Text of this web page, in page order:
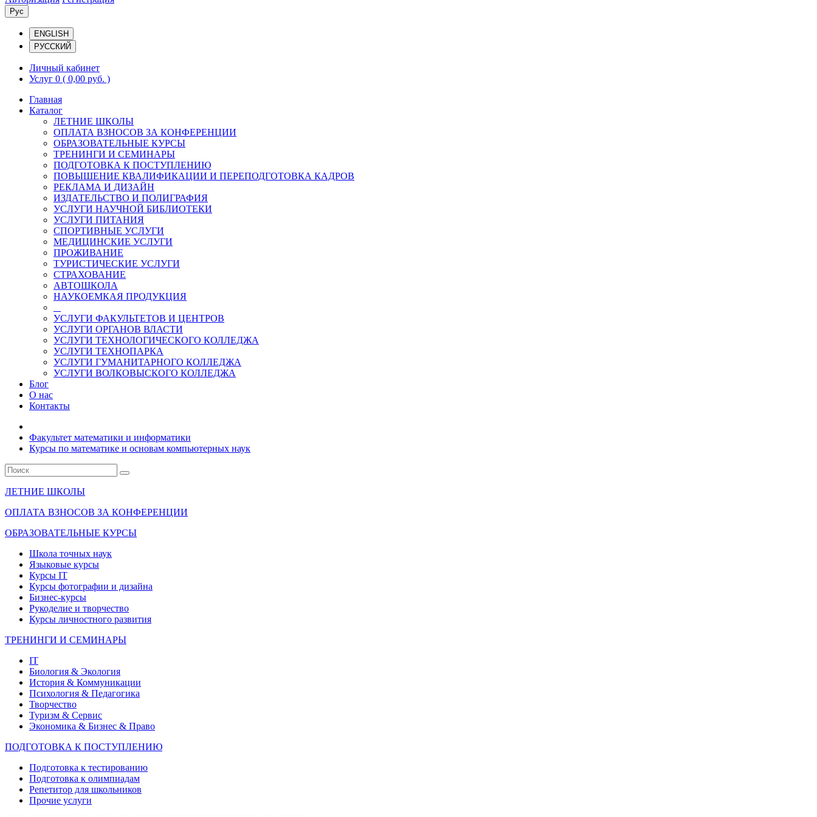
Рус
ENGLISH
РУССКИЙ
Личный кабинет
Услуг 0 ( 0,00 руб. )
Главная
Каталог
ЛЕТНИЕ ШКОЛЫ
ОПЛАТА ВЗНОСОВ ЗА КОНФЕРЕНЦИИ
ОБРАЗОВАТЕЛЬНЫЕ КУРСЫ
ТРЕНИНГИ И СЕМИНАРЫ
ПОДГОТОВКА К ПОСТУПЛЕНИЮ
ПОВЫШЕНИЕ КВАЛИФИКАЦИИ И ПЕРЕПОДГОТОВКА КАДРОВ
РЕКЛАМА И ДИЗАЙН
ИЗДАТЕЛЬСТВО И ПОЛИГРАФИЯ
УСЛУГИ НАУЧНОЙ БИБЛИОТЕКИ
УСЛУГИ ПИТАНИЯ
СПОРТИВНЫЕ УСЛУГИ
МЕДИЦИНСКИЕ УСЛУГИ
ПРОЖИВАНИЕ
ТУРИСТИЧЕСКИЕ УСЛУГИ
СТРАХОВАНИЕ
АВТОШКОЛА
НАУКОЕМКАЯ ПРОДУКЦИЯ
УСЛУГИ ФАКУЛЬТЕТОВ И ЦЕНТРОВ
УСЛУГИ ОРГАНОВ ВЛАСТИ
УСЛУГИ ТЕХНОЛОГИЧЕСКОГО КОЛЛЕДЖА
УСЛУГИ ТЕХНОПАРКА
УСЛУГИ ГУМАНИТАРНОГО КОЛЛЕДЖА
УСЛУГИ ВОЛКОВЫСКОГО КОЛЛЕДЖА
Блог
О нас
Контакты
Факультет математики и информатики
Курсы по математике и основам компьютерных наук
ЛЕТНИЕ ШКОЛЫ
ОПЛАТА ВЗНОСОВ ЗА КОНФЕРЕНЦИИ
ОБРАЗОВАТЕЛЬНЫЕ КУРСЫ
Школа точных наук
Языковые курсы
Курсы IT
Курсы фотографии и дизайна
Бизнес-курсы
Рукоделие и творчество
Курсы личностного развития
ТРЕНИНГИ И СЕМИНАРЫ
IT
Биология & Экология
История & Коммуникации
Психология & Педагогика
Творчество
Туризм & Сервис
Экономика & Бизнес & Право
ПОДГОТОВКА К ПОСТУПЛЕНИЮ
Подготовка к тестированию
Подготовка к олимпиадам
Репетитор для школьников
Прочие услуги